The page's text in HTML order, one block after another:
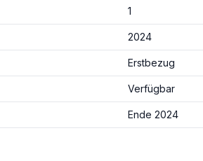
1
2024
Erstbezug
Verfügbar
Ende 2024